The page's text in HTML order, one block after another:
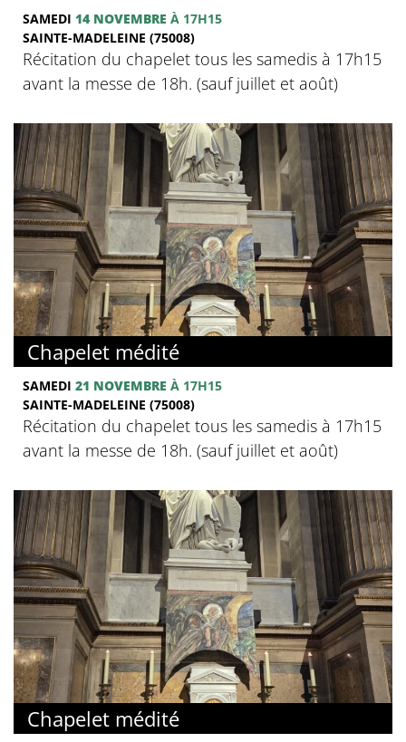
SAMEDI 14 NOVEMBRE À 17H15
SAINTE-MADELEINE (75008)
Récitation du chapelet tous les samedis à 17h15
avant la messe de 18h. (sauf juillet et août)
Chapelet médité
SAMEDI 21 NOVEMBRE À 17H15
SAINTE-MADELEINE (75008)
Récitation du chapelet tous les samedis à 17h15
avant la messe de 18h. (sauf juillet et août)
Chapelet médité